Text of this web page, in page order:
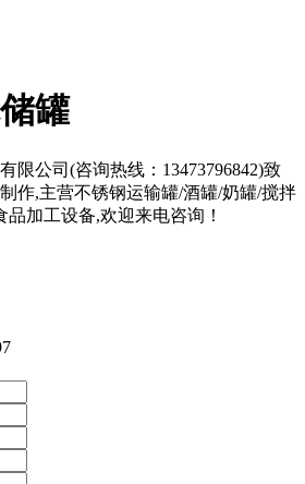
罐
限公司(咨询热线：13473796842)致
作,主营不锈钢运输罐/酒罐/奶罐/搅拌
加工设备,欢迎来电咨询！